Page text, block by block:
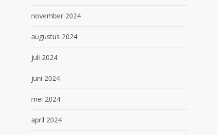
november 2024
augustus 2024
juli 2024
juni 2024
mei 2024
april 2024